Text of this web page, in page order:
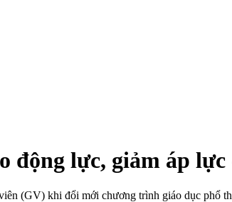
lực, giảm áp lực
(GV) khi đổi mới chương trình giáo dục phổ